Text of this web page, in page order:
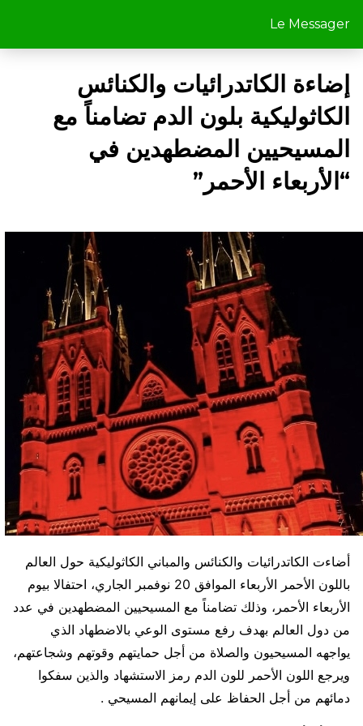
Le Messager
إضاءة الكاتدرائيات والكنائس
الكاثوليكية بلون الدم تضامناً مع
المسيحيين المضطهدين في
“الأربعاء الأحمر”
أضاءت الكاتدرائيات والكنائس والمباني الكاثوليكية حول العالم
باللون الأحمر الأربعاء الموافق 20 نوفمبر الجاري، احتفالا بيوم
الأربعاء الأحمر، وذلك تضامناً مع المسيحيين المضطهدين في عدد
من دول العالم بهدف رفع مستوى الوعي بالاضطهاد الذي
يواجهه المسيحيون والصلاة من أجل حمايتهم وقوتهم وشجاعتهم،
ويرجع اللون الأحمر للون الدم رمز الاستشهاد والذين سفكوا
دمائهم من أجل الحفاظ على إيمانهم المسيحي .